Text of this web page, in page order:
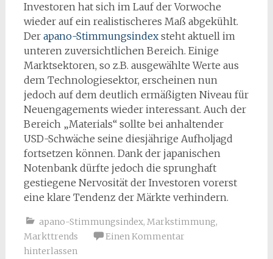
Investoren hat sich im Lauf der Vorwoche
wieder auf ein realistischeres Maß abgekühlt.
Der apano-Stimmungsindexsteht aktuell im
unteren zuversichtlichen Bereich. Einige
Marktsektoren, so z.B. ausgewählte Werte aus
dem Technologiesektor, erscheinen nun
jedoch auf dem deutlich ermäßigten Niveau für
Neuengagements wieder interessant. Auch der
Bereich „Materials“ sollte bei anhaltender
USD-Schwäche seine diesjährige Aufholjagd
fortsetzen können. Dank der japanischen
Notenbank dürfte jedoch die sprunghaft
gestiegene Nervosität der Investoren vorerst
eine klare Tendenz der Märkte verhindern.
apano-Stimmungsindex, Markstimmung,
Markttrends
Einen Kommentar
hinterlassen